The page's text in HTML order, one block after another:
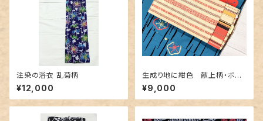
注染の浴衣 乱菊柄
¥12,000
生成り地に紺色 献上柄・ボー
ダー柄のリバーシブル 博多織
り半幅帯
¥9,000